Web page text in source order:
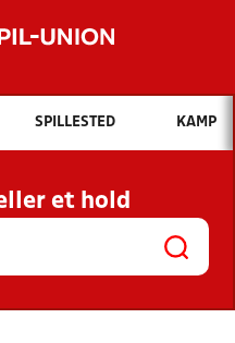
Hvad vil du søge efter?
OG NYHEDER
KLUBBER OG
SPILLESTED KAMP
et hold